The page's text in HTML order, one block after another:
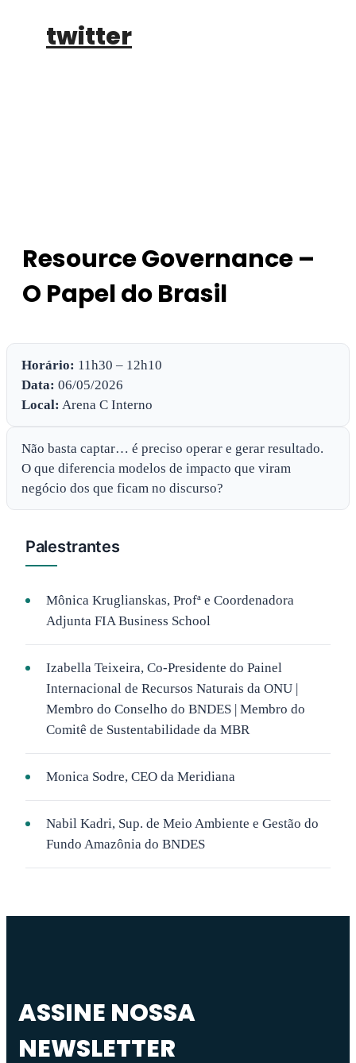
twitter
Resource Governance –
O Papel do Brasil
Horário: 11h30 – 12h10
Data: 06/05/2026
Local: Arena C Interno
Não basta captar… é preciso operar e gerar resultado.
O que diferencia modelos de impacto que viram
negócio dos que ficam no discurso?
Palestrantes
Mônica Kruglianskas, Profª e Coordenadora
Adjunta FIA Business School
Izabella Teixeira, Co-Presidente do Painel
Internacional de Recursos Naturais da ONU |
Membro do Conselho do BNDES | Membro do
Comitê de Sustentabilidade da MBR
Monica Sodre, CEO da Meridiana
Nabil Kadri, Sup. de Meio Ambiente e Gestão do
Fundo Amazônia do BNDES
ASSINE NOSSA
NEWSLETTER